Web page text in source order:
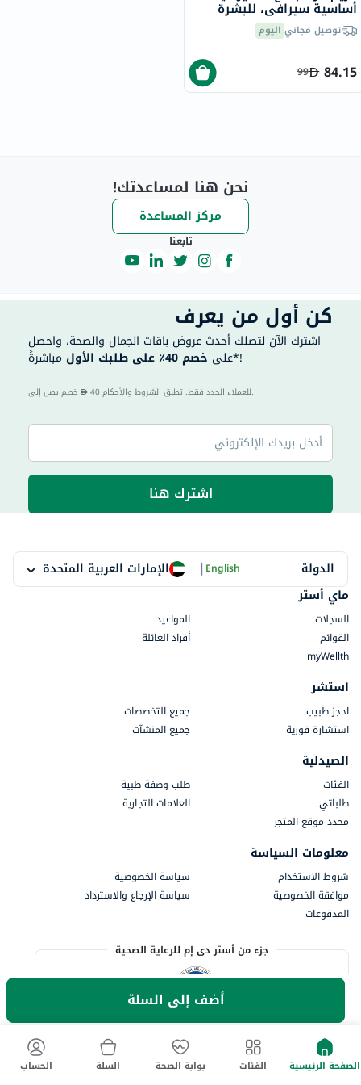
أضف إلى السلة
أساسية سيرافي، للبشرة
الجافة، 340 جرام
توصيل مجاني اليوم
84.15
99
نحن هنا لمساعدتك!
مركز المساعدة
تابعنا
كن أول من يعرف
اشترك الآن لتصلك أحدث عروض باقات الجمال والصحة، واحصل
على خصم 40٪ على طلبك الأول مباشرةً*!
40 للعملاء الجدد فقط. تطبق الشروط والأحكام.
اشترك هنا
الدولة الإمارات العربية المتحدة |English
ماي أستر
السجلات
المواعيد
القوائم
أفراد العائلة
myWellth
استشر
احجز طبيب
جميع التخصصات
استشارة فورية
جميع المنشآت
الصيدلية
الفئات
طلب وصفة طبية
طلباتي
العلامات التجارية
محدد موقع المتجر
معلومات السياسة
شروط الاستخدام
سياسة الخصوصية
موافقة الخصوصية
سياسة الإرجاع والاسترداد
المدفوعات
جزء من أستر دي إم للرعاية الصحية
الصفحة الرئيسية الفئات بوابة الصحة السلة الحساب